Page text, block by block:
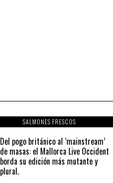
SALMONES FRESCOS
Del pogo británico al ‘mainstream’
de masas: el Mallorca Live Occident
borda su edición más mutante y
plural.